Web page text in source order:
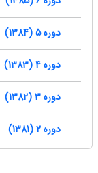
دوره 5 (1384)
دوره 4 (1383)
دوره 3 (1382)
دوره 2 (1381)